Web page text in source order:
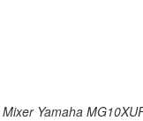
Mixer Yamaha